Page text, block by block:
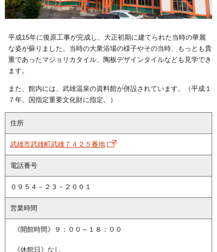
平成15年に復原工事が完成し、大正初期に建てられた当時の華麗
な姿が蘇りました。当時の大衆浴場の様子やその当時、もっとも貴
重であったマジョリカタイル、陶板デザインタイルなども見学でき
ます。
また、館内には、武雄温泉の資料館が併設されています。（平成１
７年、国指定重要文化財に指定。）
住所
武雄市武雄町武雄７４２５番地
電話番号
０９５４－２３－２００１
営業時間
《開館時間》９：００～１８：００
《休館日》なし